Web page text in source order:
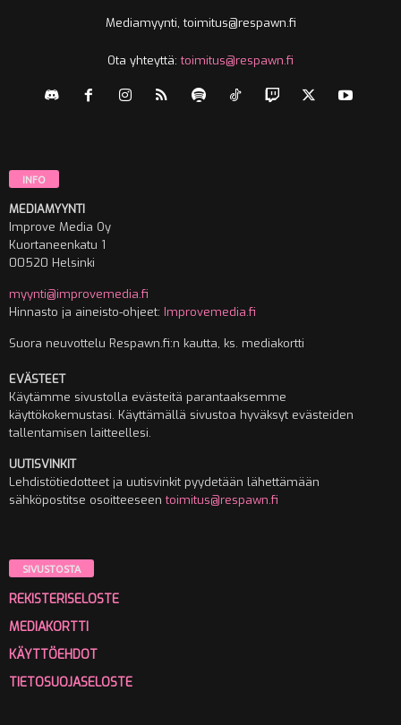
Mediamyynti, toimitus@respawn.fi
Ota yhteyttä:toimitus@respawn.fi
INFO
MEDIAMYYNTI
Improve Media Oy
Kuortaneenkatu 1
00520 Helsinki
myynti@improvemedia.fi
Hinnasto ja aineisto-ohjeet: Improvemedia.fi
Suora neuvottelu Respawn.fi:n kautta, ks. mediakortti
EVÄSTEET
Käytämme sivustolla evästeitä parantaaksemme
käyttökokemustasi. Käyttämällä sivustoa hyväksyt evästeiden
tallentamisen laitteellesi.
UUTISVINKIT
Lehdistötiedotteet ja uutisvinkit pyydetään lähettämään
sähköpostitse osoitteeseentoimitus@respawn.fi
SIVUSTOSTA
REKISTERISELOSTE
MEDIAKORTTI
KÄYTTÖEHDOT
TIETOSUOJASELOSTE